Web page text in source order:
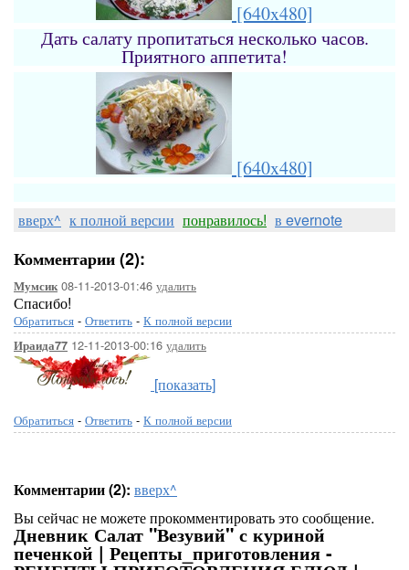
[640x480]
Дать салату пропитаться несколько часов.
Приятного аппетита!
[640x480]
вверх^ к полной версии понравилось! в evernote
Комментарии (2):
Мумсик08-11-2013-01:46 удалить
Спасибо!
Обратиться - Ответить - К полной версии
Ираида77 12-11-2013-00:16 удалить
[показать]
Обратиться - Ответить - К полной версии
Комментарии (2): вверх^
Вы сейчас не можете прокомментировать это сообщение.
Дневник Салат "Везувий" с куриной
печенкой | Рецепты_приготовления -